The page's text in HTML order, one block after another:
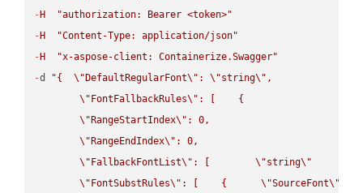
- H
"authorization: Bearer <token>"
- H
"Content-Type: application/json"
- H
"x-aspose-client: Containerize.Swagger"
-d "{ \" DefaultRegularFont\" : \"string\" ,
\" FontFallbackRules\" : [    {
\" RangeStartIndex\" : 0,
\" RangeEndIndex\" : 0,
\" FallbackFontList\" : [ \"string\"
\" FontSubstRules\" : [    { \"SourceFont\"